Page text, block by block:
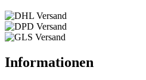
Informationen